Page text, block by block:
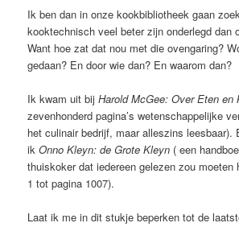
Ik ben dan in onze kookbibliotheek gaan
kooktechnisch veel beter zijn onderlegd dan
Want hoe zat dat nou met die ovengaring?
gedaan? En door wie dan? En waarom dan?
Ik kwam uit bijHarold McGee: Over Eten en
zevenhonderd pagina’s wetenschappelijke
het culinair bedrijf, maar alleszins leesbaar).
ikOnno Kleyn: de Grote Kleyn ( een
thuiskoker dat iedereen gelezen zou moeten
1 tot pagina 1007).
Laat ik me in dit stukje beperken tot de